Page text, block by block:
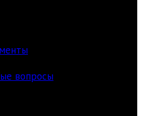
вопросы